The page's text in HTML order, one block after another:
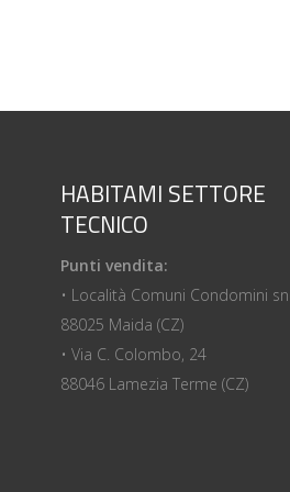
HABITAMI SETTORE
TECNICO
Punti vendita:
• Località Comuni Condomini
88025 Maida (CZ)
• Via C. Colombo, 24
88046 Lamezia Terme (CZ)